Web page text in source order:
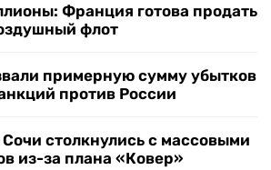
Франция готова продать
флот
примерную сумму убытков
против России
столкнулись с массовыми
из-за плана «Ковер»